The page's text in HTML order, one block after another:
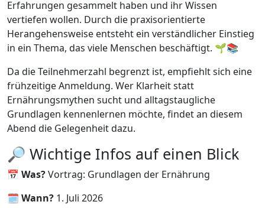
Erfahrungen gesammelt haben und ihr Wissen
vertiefen wollen. Durch die praxisorientierte
Herangehensweise entsteht ein verständlicher Einstieg
in ein Thema, das viele Menschen beschäftigt. 🌱📚
Da die Teilnehmerzahl begrenzt ist, empfiehlt sich eine
frühzeitige Anmeldung. Wer Klarheit statt
Ernährungsmythen sucht und alltagstaugliche
Grundlagen kennenlernen möchte, findet an diesem
Abend die Gelegenheit dazu.
🔎 Wichtige Infos auf einen Blick
📅 Was?Vortrag: Grundlagen der Ernährung
🗓️ Wann? 1. Juli 2026